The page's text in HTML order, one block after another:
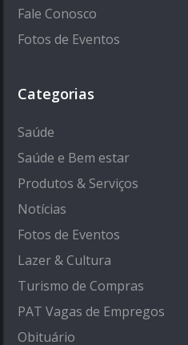
Fale Conosco
Fotos de Eventos
Categorias
Saúde
Saúde e Bem estar
Produtos & Serviços
Notícias
Fotos de Eventos
Lazer & Cultura
Turismo de Compras
PAT Vagas de Empregos
Obituário